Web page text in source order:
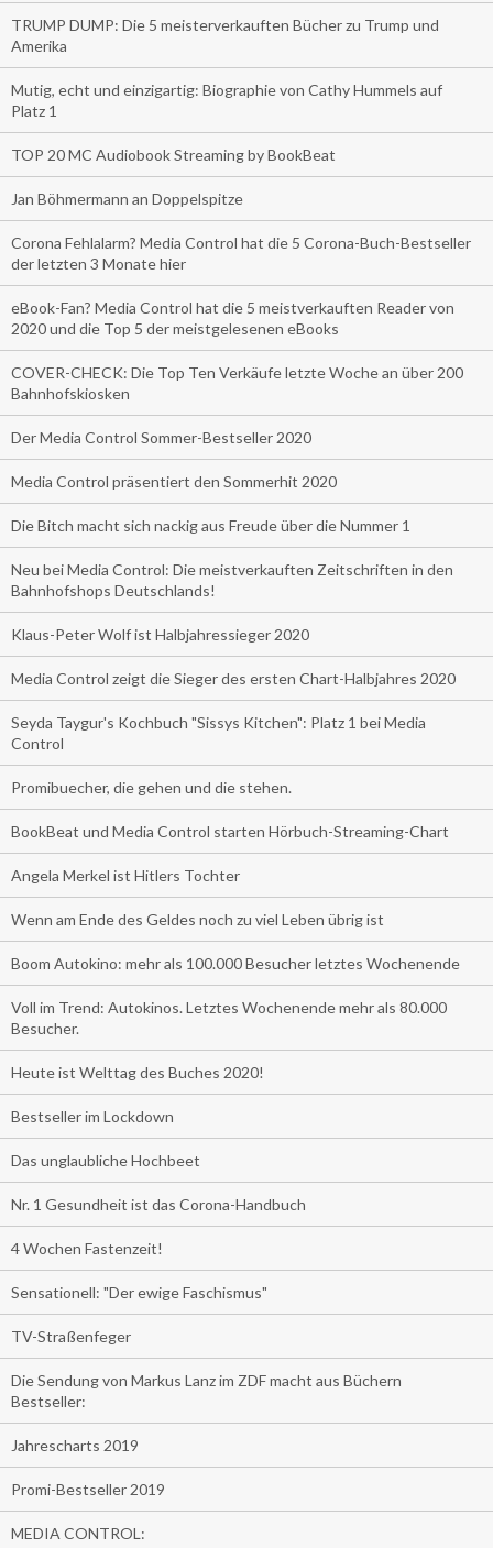
TRUMP DUMP: Die 5 meisterverkauften Bücher zu Trump und
Amerika
Mutig, echt und einzigartig: Biographie von Cathy Hummels auf
Platz 1
TOP 20 MC Audiobook Streaming by BookBeat
Jan Böhmermann an Doppelspitze
Corona Fehlalarm? Media Control hat die 5 Corona-Buch-Bestseller
der letzten 3 Monate hier
eBook-Fan? Media Control hat die 5 meistverkauften Reader von
2020 und die Top 5 der meistgelesenen eBooks
COVER-CHECK: Die Top Ten Verkäufe letzte Woche an über 200
Bahnhofskiosken
Der Media Control Sommer-Bestseller 2020
Media Control präsentiert den Sommerhit 2020
Die Bitch macht sich nackig aus Freude über die Nummer 1
Neu bei Media Control: Die meistverkauften Zeitschriften in den
Bahnhofshops Deutschlands!
Klaus-Peter Wolf ist Halbjahressieger 2020
Media Control zeigt die Sieger des ersten Chart-Halbjahres 2020
Seyda Taygur's Kochbuch "Sissys Kitchen": Platz 1 bei Media
Control
Promibuecher, die gehen und die stehen.
BookBeat und Media Control starten Hörbuch-Streaming-Chart
Angela Merkel ist Hitlers Tochter
Wenn am Ende des Geldes noch zu viel Leben übrig ist
Boom Autokino: mehr als 100.000 Besucher letztes Wochenende
Voll im Trend: Autokinos. Letztes Wochenende mehr als 80.000
Besucher.
Heute ist Welttag des Buches 2020!
Bestseller im Lockdown
Das unglaubliche Hochbeet
Nr. 1 Gesundheit ist das Corona-Handbuch
4 Wochen Fastenzeit!
Sensationell: "Der ewige Faschismus"
TV-Straßenfeger
Die Sendung von Markus Lanz im ZDF macht aus Büchern
Bestseller:
Jahrescharts 2019
Promi-Bestseller 2019
MEDIA CONTROL: